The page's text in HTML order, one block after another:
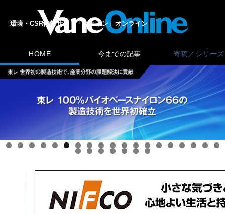
環境・CSR情報サイト「ヴェイン」オンライン
HOME 今までの記事 寄稿／シリーズ